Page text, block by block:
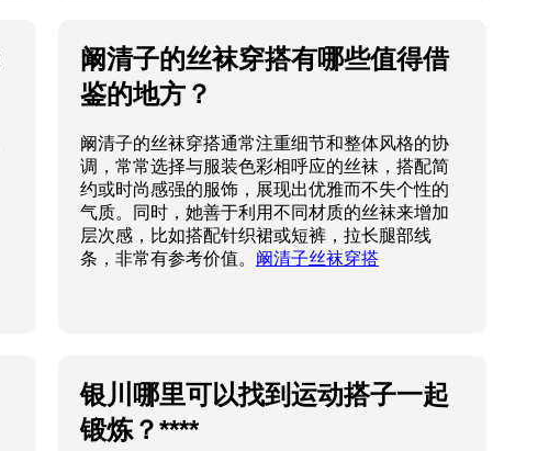
阚清子的丝袜穿搭有哪些值得借
鉴的地方？
阚清子的丝袜穿搭通常注重细节和整体风格的协
调，常常选择与服装色彩相呼应的丝袜，搭配简
约或时尚感强的服饰，展现出优雅而不失个性的
气质。同时，她善于利用不同材质的丝袜来增加
层次感，比如搭配针织裙或短裤，拉长腿部线
条，非常有参考价值。 阚清子丝袜穿搭
银川哪里可以找到运动搭子一起
锻炼？****